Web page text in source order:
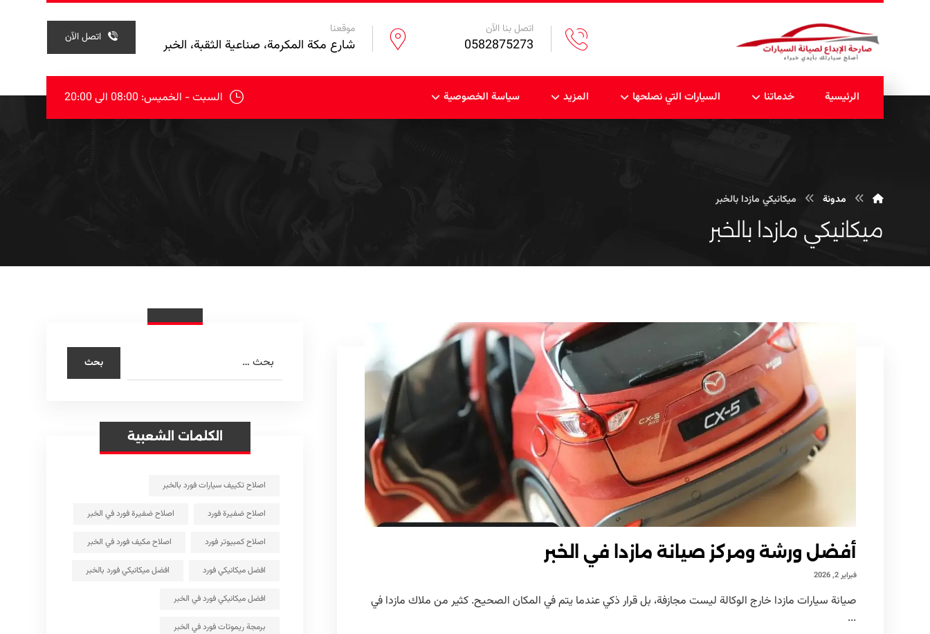
اتصل الآن
موقعنا
شارع مكة المكرمة، صناعية الثقبة، الخبر
اتصل بنا الآن
0582875273
الرئيسية خدماتنا السيارات التي نصلحها المزيد سياسة الخصوصية السبت - الخميس: 08:00 الی 20:00
مدونة ميكانيكي مازدا بالخبر
ميكانيكي مازدا بالخبر
أفضل ورشة ومركز صيانة مازدا في الخبر
فبراير 2, 2026
صيانة سيارات مازدا خارج الوكالة ليست مجازفة، بل قرار ذكي عندما يتم في المكان الصحيح. كثير من ملاك مازدا في
...
الكلمات الشعبية
اصلاح تكييف سيارات فورد بالخبر
اصلاح ضفيرة فورد اصلاح ضفيرة فورد في الخبر
اصلاح كمبيوتر فورد اصلاح مكيف فورد في الخبر
افضل ميكانيكي فورد افضل ميكانيكي فورد بالخبر
افضل ميكانيكي فورد في الخبر
برمجة ريموتات فورد في الخبر